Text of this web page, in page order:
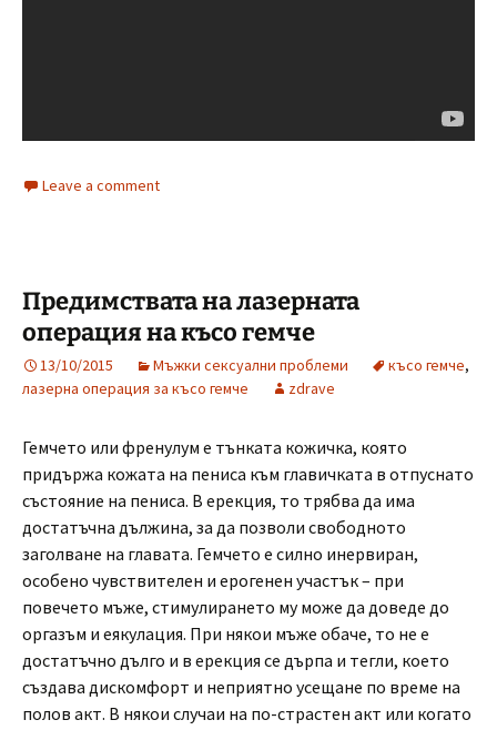
Leave a comment
Предимствата на лазерната
операция на късо гемче
13/10/2015 Мъжки сексуални проблеми късо гемче,
лазерна операция за късо гемче
zdrave
Гемчето или френулум е тънката кожичка, която
придържа кожата на пениса към главичката в отпуснато
състояние на пениса. В ерекция, то трябва да има
достатъчна дължина, за да позволи свободното
заголване на главата. Гемчето е силно инервиран,
особено чувствителен и ерогенен участък – при
повечето мъже, стимулирането му може да доведе до
оргазъм и еякулация. При някои мъже обаче, то не е
достатъчно дълго и в ерекция се дърпа и тегли, което
създава дискомфорт и неприятно усещане по време на
полов акт. В някои случаи на по-страстен акт или когато